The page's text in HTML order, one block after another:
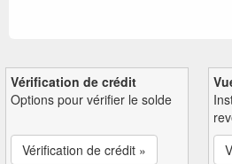
Vérification de crédit
Options pour vérifier le solde
Vérification de crédit »